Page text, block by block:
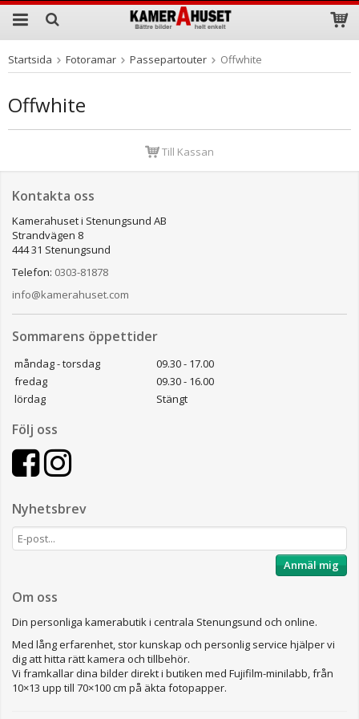
Produkten har blivit tillagd i varukorgen
Startsida Fotoramar Passepartouter Offwhite
Offwhite
Till Kassan
Kontakta oss
Kamerahuset i Stenungsund AB
Strandvägen 8
444 31 Stenungsund
Telefon: 0303-81878
info@kamerahuset.com
Sommarens öppettider
måndag - torsdag
09.30 - 17.00
fredag
09.30 - 16.00
lördag
Stängt
Följ oss
Nyhetsbrev
Anmäl mig
Om oss
Din personliga kamerabutik i centrala Stenungsund och online.
Med lång erfarenhet, stor kunskap och personlig service hjälper vi
dig att hitta rätt kamera och tillbehör.
Vi framkallar dina bilder direkt i butiken med Fujifilm-minilabb, från
10×13 upp till 70×100 cm på äkta fotopapper.